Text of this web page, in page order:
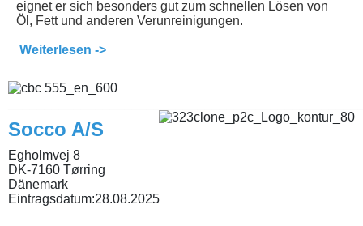
eignet er sich besonders gut zum schnellen Lösen von
Öl, Fett und anderen Verunreinigungen.
Weiterlesen ->
Socco A/S
Egholmvej 8
DK-7160 Tørring
Dänemark
Eintragsdatum:28.08.2025